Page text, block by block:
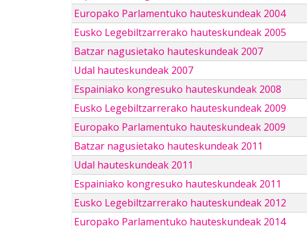
Europako Parlamentuko hauteskundeak 2004
Eusko Legebiltzarrerako hauteskundeak 2005
Batzar nagusietako hauteskundeak 2007
Udal hauteskundeak 2007
Espainiako kongresuko hauteskundeak 2008
Eusko Legebiltzarrerako hauteskundeak 2009
Europako Parlamentuko hauteskundeak 2009
Batzar nagusietako hauteskundeak 2011
Udal hauteskundeak 2011
Espainiako kongresuko hauteskundeak 2011
Eusko Legebiltzarrerako hauteskundeak 2012
Europako Parlamentuko hauteskundeak 2014